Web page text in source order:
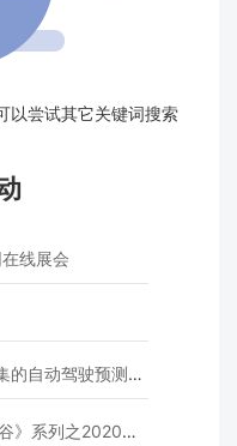
以尝试其它关键词搜索
线展会
驾驶预测模型挑战赛
2020年度开源峰会